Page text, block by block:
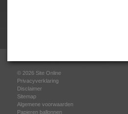
© 2026 Site Online
Privacyverklaring
Disclaimer
Sitemap
Algemene voorwaarden
Papieren ballonnen